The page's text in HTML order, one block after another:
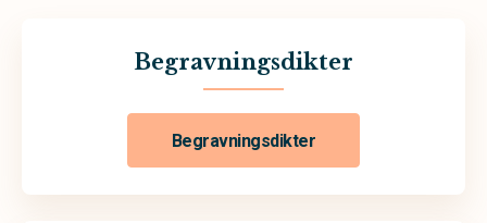
Begravningsdikter
Begravningsdikter